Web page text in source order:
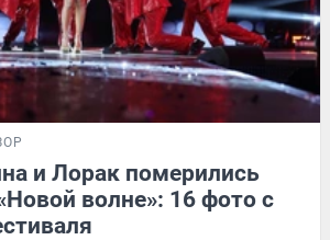
и Лорак померились
волне»: 16 фото с